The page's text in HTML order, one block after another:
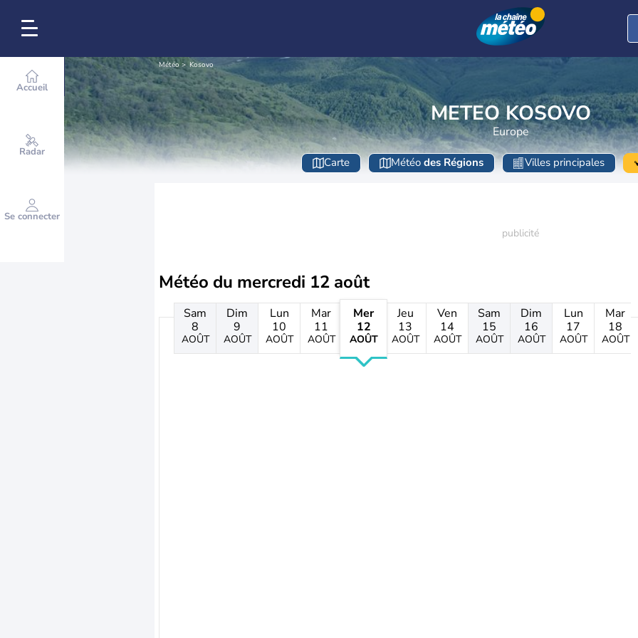
Accueil
Radar
Se connecter
Météo Kosovo
METEO KOSOVO
Europe
Carte Météo des Régions Villes principales
Météo du mercredi 12 août
Sam
8
AOÛT
Dim
9
AOÛT
Lun
10
AOÛT
Mar
11
AOÛT
Mer
12
AOÛT
Jeu
13
AOÛT
Ven
14
AOÛT
Sam
15
AOÛT
Dim
16
AOÛT
Lun
17
AOÛT
Mar
18
AOÛT